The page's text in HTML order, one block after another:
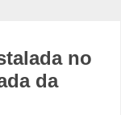
no
da